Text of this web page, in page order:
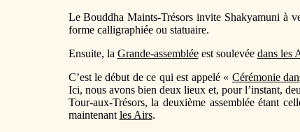
Le Bouddha Maints-Trésors invite Shakyamuni à
forme calligraphiée ou statuaire.
Ensuite, la Grande-assembléeest soulevée dans les
C’est le début de ce qui est appelé « Cérémonie
Ici, nous avons bien deux lieux et, pour l’instant,
Tour-aux-Trésors, la deuxième assemblée étant
maintenant les Airs.